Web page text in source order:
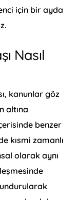
için bir ayda
Nasıl
kanunlar göz
altına
benzer
kısmi zamanlı
olarak aynı